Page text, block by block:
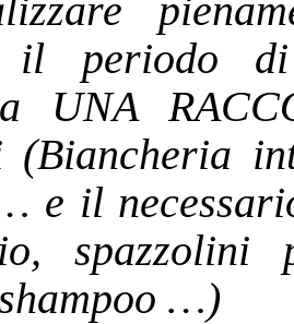
il periodo
UNA
(Biancheria
e il
…)